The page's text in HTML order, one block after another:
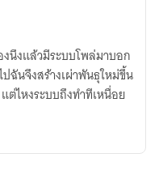
งนึงแล้วมีระบบโพล่มาบอก
ฉันจึงสร้างเผ่าพันธุใหม่ขึ้น
ต่ไหงระบบถึงทำทีเหนื่อย